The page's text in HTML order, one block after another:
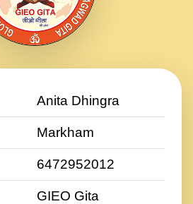
Anita Dhingra
Markham
6472952012
GIEO Gita